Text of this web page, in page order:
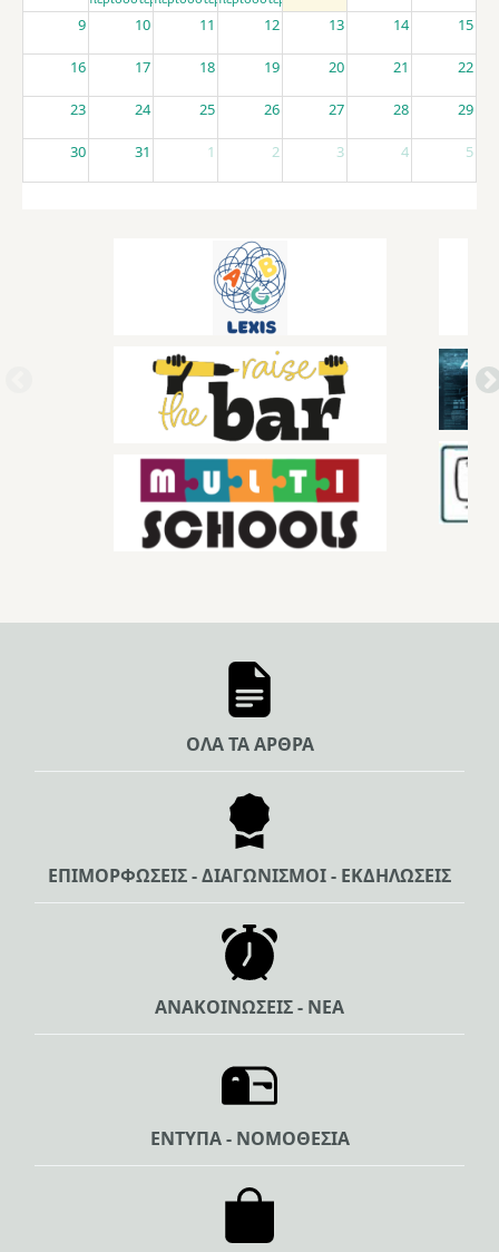
9 10 11 12 13 14 15
16 17 18 19 20 21 22
23 24 25 26 27 28 29
30 31 1 2 3 4 5
ΟΛΑ ΤΑ ΑΡΘΡΑ
ΕΠΙΜΟΡΦΩΣΕΙΣ - ΔΙΑΓΩΝΙΣΜΟΙ - ΕΚΔΗΛΩΣΕΙΣ
ΑΝΑΚΟΙΝΩΣΕΙΣ - ΝΕΑ
ΕΝΤΥΠΑ - ΝΟΜΟΘΕΣΙΑ